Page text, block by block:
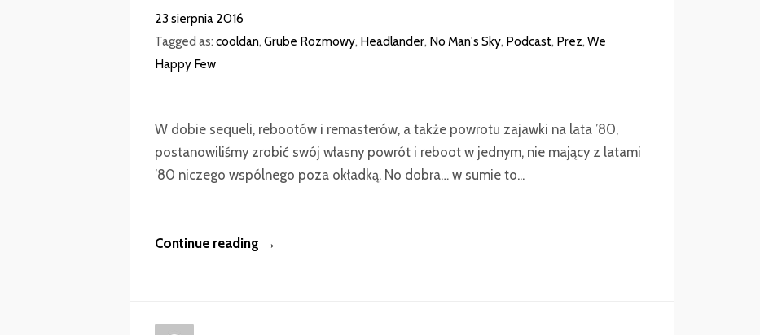
23 sierpnia 2016
Tagged as: cooldan, Grube Rozmowy, Headlander, No Man's Sky, Podcast, Prez, We
Happy Few
W dobie sequeli, rebootów i remasterów, a także powrotu zajawki na lata ’80,
postanowiliśmy zrobić swój własny powrót i reboot w jednym, nie mający z latami
’80 niczego wspólnego poza okładką. No dobra… w sumie to...
Continue reading →